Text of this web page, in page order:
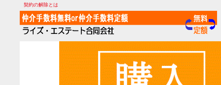
契約の解除とは